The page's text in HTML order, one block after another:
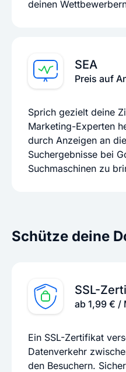
deinen
SEA
Preis auf
Sprich gezielt deine
Marketing-Experten
durch Anzeigen an
Suchergebnisse bei
Suchmaschinen zu
Schütze deine
SSL-
ab 1,99 € /
Ein SSL-Zertifikat
Datenverkehr
den Besuchern.